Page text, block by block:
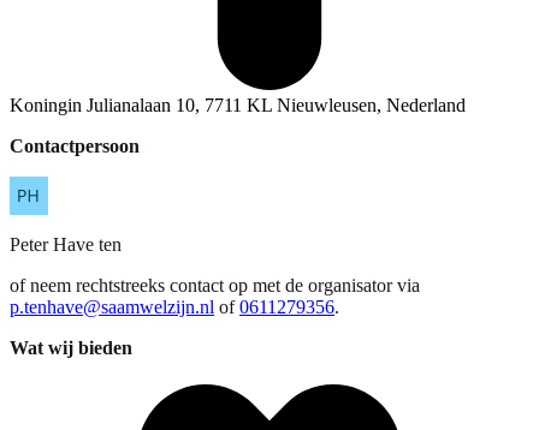
Koningin Julianalaan 10, 7711 KL Nieuwleusen, Nederland
Contactpersoon
Peter Have ten
of neem rechtstreeks contact op met de organisator via
p.tenhave@saamwelzijn.nl of 0611279356.
Wat wij bieden